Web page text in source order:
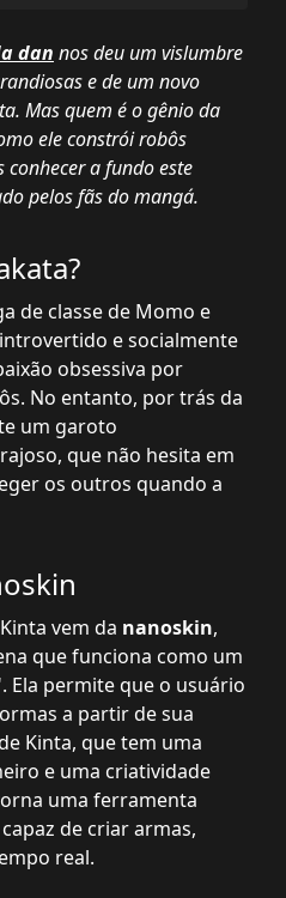
dan nos deu um vislumbre
e de um novo
Mas quem é o gênio da
ele constrói robôs
conhecer a fundo este
pelos fãs do mangá.
de classe de Momo e
e socialmente
obsessiva por
No entanto, por trás da
um garoto
que não hesita em
os outros quando a
vem da nanoskin,
que funciona como um
permite que o usuário
a partir de sua
Kinta, que tem uma
e uma criatividade
uma ferramenta
de criar armas,
real.